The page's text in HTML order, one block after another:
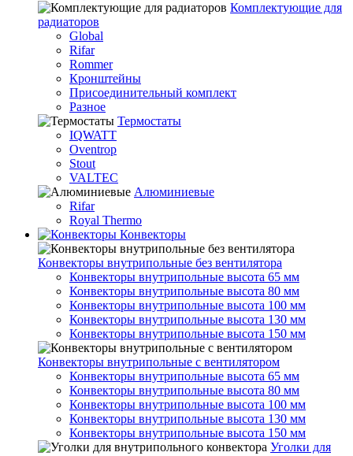
Комплектующие для
радиаторов
Global
Rifar
Rommer
Кронштейны
Присоединительный комплект
Разное
Термостаты
IQWATT
Oventrop
Stout
VALTEC
Алюминиевые
Rifar
Royal Thermo
Конвекторы
Конвекторы внутрипольные без вентилятора
Конвекторы внутрипольные высота 65 мм
Конвекторы внутрипольные высота 80 мм
Конвекторы внутрипольные высота 100 мм
Конвекторы внутрипольные высота 130 мм
Конвекторы внутрипольные высота 150 мм
Конвекторы внутрипольные с вентилятором
Конвекторы внутрипольные высота 65 мм
Конвекторы внутрипольные высота 80 мм
Конвекторы внутрипольные высота 100 мм
Конвекторы внутрипольные высота 130 мм
Конвекторы внутрипольные высота 150 мм
Уголки для